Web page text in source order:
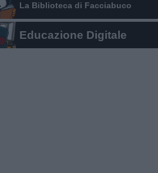
La Biblioteca di Facciabuco
Educazione Digitale